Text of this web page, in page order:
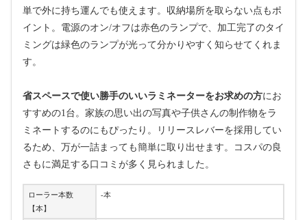
単で外に持ち運んでも使えます。収納場所を取らない点もポ
イント。電源のオン/オフは赤色のランプで、加工完了のタイ
ミングは緑色のランプが光って分かりやすく知らせてくれま
す。
省スペースで使い勝手のいいラミネーターをお求めの方にお
すすめの1台。家族の思い出の写真や子供さんの制作物をラ
ミネートするのにもぴったり。リリースレバーを採用してい
るため、万が一詰まっても簡単に取り出せます。コスパの良
さもに満足する口コミが多く見られました。
ローラー本数
【本】
-本